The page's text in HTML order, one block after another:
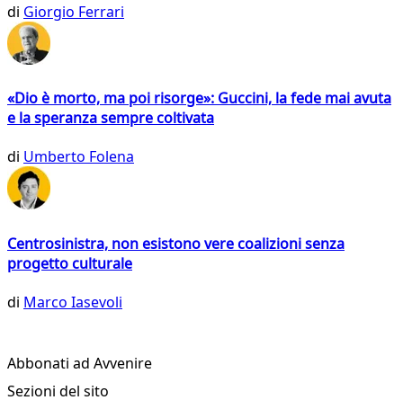
di Giorgio Ferrari
«Dio è morto, ma poi risorge»: Guccini, la fede mai avuta
e la speranza sempre coltivata
di Umberto Folena
Centrosinistra, non esistono vere coalizioni senza
progetto culturale
di Marco Iasevoli
Abbonati ad Avvenire
Sezioni del sito